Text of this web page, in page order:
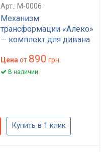
Арт.: M-0006
Механизм
трансформации «Алеко»
— комплект для дивана
Цена от 890 грн.
В наличии
Купить в 1 клик